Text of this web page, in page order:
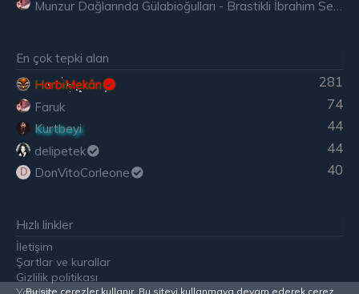
En çok tepki alan
281
HarbiMekân
74
Faruk
44
Kurtbeyi
44
delipetek
D 40
DonVitoCorleone
Hızlı linkler
İletişim
Şartlar ve kurallar
Gizlilik politikası
Bu site çerezler kullanır. Bu siteyi kullanmaya devam ederek çerez